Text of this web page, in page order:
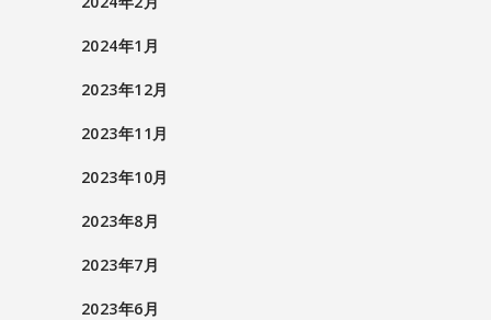
2024年1月
2023年12月
2023年11月
2023年10月
2023年8月
2023年7月
2023年6月